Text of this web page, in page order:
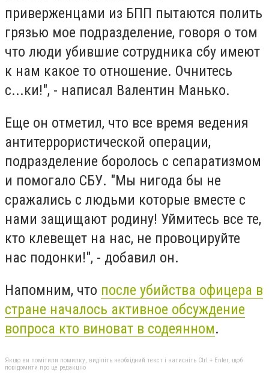
приверженцами из БПП пытаются полить
грязью мое подразделение, говоря о том
что люди убившие сотрудника сбу имеют
к нам какое то отношение. Очнитесь
с...ки!", - написал Валентин Манько.
Еще он отметил, что все время ведения
антитеррористической операции,
подразделение боролось с сепаратизмом
и помогало СБУ. "Мы нигода бы не
сражались с людьми которые вместе с
нами защищают родину! Уймитесь все те,
кто клевещет на нас, не провоцируйте
нас подонки!", - добавил он.
Напомним, что после убийства офицера в
стране началось активное обсуждение
вопроса кто виноват в содеянном.
Якщо ви помітили помилку, виділіть необхідний текст і натисніть Ctrl + Enter, щоб
повідомити про це редакцію